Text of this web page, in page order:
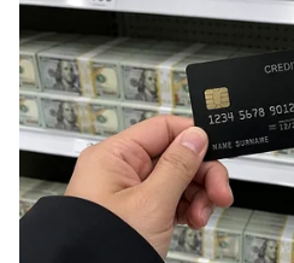
ಗುಟ್ಟು ಬಿಚ್ಚಿಟ್ಟ ಹೆಂಡತಿ ಮೀರಾ
ಮುಂಬೈನಲ್ಲಿ ಮತ್ತೊಂದು ಐಷಾರಾಮಿ
ಮಾಡಿದ ಶಾಹಿದ್‌ ಕಪೂರ್‌, ಅಬ್ಬಬ್ಬಾ
ಯಾಕೆ ಹೀಗೆ?
ಒಬ್ಬ ಅಭಿಮಾನಿ, 'ಅಂಕಲ್
ಅವರಿಗೆ ಸಲಾಂ' ಅಂತ ಕಮೆಂಟ್